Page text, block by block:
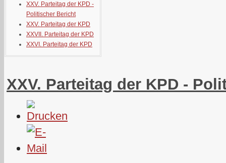
XXV. Parteitag der KPD -
Politischer Bericht
XXV. Parteitag der KPD
XXVII. Parteitag der KPD
XXVI. Parteitag der KPD
XXV. Parteitag der KPD -